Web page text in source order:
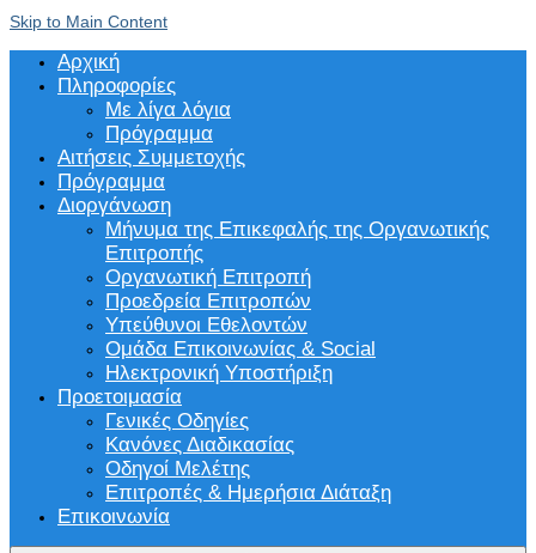
Skip to Main Content
Αρχική
Πληροφορίες
Με λίγα λόγια
Πρόγραμμα
Αιτήσεις Συμμετοχής
Πρόγραμμα
Διοργάνωση
Μήνυμα της Επικεφαλής της Οργανωτικής
Επιτροπής
Οργανωτική Επιτροπή
Προεδρεία Επιτροπών
Υπεύθυνοι Εθελοντών
Ομάδα Επικοινωνίας & Social
Ηλεκτρονική Υποστήριξη
Προετοιμασία
Γενικές Οδηγίες
Κανόνες Διαδικασίας
Οδηγοί Μελέτης
Επιτροπές & Ημερήσια Διάταξη
Επικοινωνία